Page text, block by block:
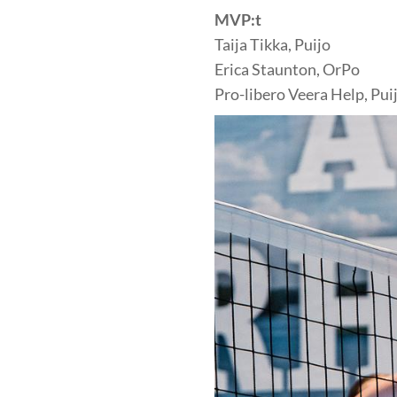
MVP:t
Taija Tikka, Puijo
Erica Staunton, OrPo
Pro-libero Veera Help,